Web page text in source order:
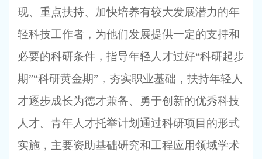
现、重点扶持、加快培养有较大发展潜力的年
轻科技工作者，为他们发展提供一定的支持和
必要的科研条件，指导年轻人才过好“科研起步
期”“科研黄金期”，夯实职业基础，扶持年轻人
才逐步成长为德才兼备、勇于创新的优秀科技
人才。青年人才托举计划通过科研项目的形式
实施，主要资助基础研究和工程应用领域学术